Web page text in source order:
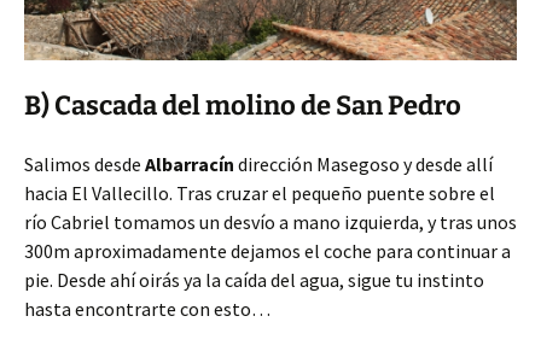
B) Cascada del molino de San Pedro
Salimos desde Albarracín dirección Masegoso y desde allí
hacia El Vallecillo. Tras cruzar el pequeño puente sobre el
río Cabriel tomamos un desvío a mano izquierda, y tras unos
300m aproximadamente dejamos el coche para continuar a
pie. Desde ahí oirás ya la caída del agua, sigue tu instinto
hasta encontrarte con esto…